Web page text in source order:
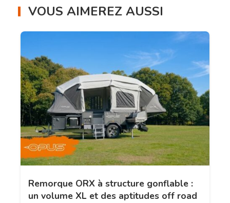
VOUS AIMEREZ AUSSI
Remorque ORX à structure gonflable :
un volume XL et des aptitudes off road